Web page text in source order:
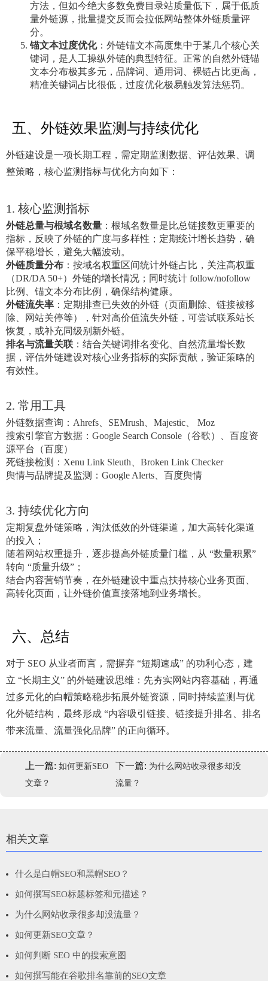
方法，但如今绝大多数免费目录站质量低下，属于低质
量外链源，批量提交反而会拉低网站整体外链质量评
分。
锚文本过度优化：外链锚文本高度集中于某几个核心关
键词，是人工操纵外链的典型特征。正常的自然外链锚
文本分布极其多元，品牌词、通用词、裸链占比更高，
精准关键词占比很低，过度优化极易触发算法惩罚。
五、外链效果监测与持续优化
外链建设是一项长期工程，需定期监测数据、评估效果、调
整策略，核心监测指标与优化方向如下：
1. 核心监测指标
外链总量与根域名数量 ：根域名数量是比总链接数更重要的
指标，反映了外链的广度与多样性；定期统计增长趋势，确
保平稳增长，避免大幅波动。
外链质量分布 ：按域名权重区间统计外链占比，关注高权重
（DR/DA 50+）外链的增长情况；同时统计 follow/nofollow
比例、锚文本分布比例，确保结构健康。
外链流失率 ：定期排查已失效的外链（页面删除、链接被移
除、网站关停等），针对高价值流失外链，可尝试联系站长
恢复，或补充同级别新外链。
排名与流量关联 ：结合关键词排名变化、自然流量增长数
据，评估外链建设对核心业务指标的实际贡献，验证策略的
有效性。
2. 常用工具
外链数据查询：Ahrefs、SEMrush、Majestic、 Moz
搜索引擎官方数据：Google Search Console（谷歌）、百度资
源平台（百度）
死链接检测：Xenu Link Sleuth、Broken Link Checker
舆情与品牌提及监测：Google Alerts、百度舆情
3. 持续优化方向
定期复盘外链策略，淘汰低效的外链渠道，加大高转化渠道
的投入；
随着网站权重提升，逐步提高外链质量门槛，从 “数量积累”
转向 “质量升级”；
结合内容营销节奏，在外链建设中重点扶持核心业务页面、
高转化页面，让外链价值直接落地到业务增长。
六、总结
对于 SEO 从业者而言，需摒弃 “短期速成” 的功利心态，建
立 “长期主义” 的外链建设思维：先夯实网站内容基础，再通
过多元化的白帽策略稳步拓展外链资源，同时持续监测与优
化外链结构，最终形成 “内容吸引链接、链接提升排名、排名
带来流量、流量强化品牌” 的正向循环。
上一篇: 如何更新SEO
文章？
下一篇: 为什么网站收录很多却没
流量？
相关文章
什么是白帽SEO和黑帽SEO？
如何撰写SEO标题标签和元描述？
为什么网站收录很多却没流量？
如何更新SEO文章？
如何判断 SEO 中的搜索意图
如何撰写能在谷歌排名靠前的SEO文章